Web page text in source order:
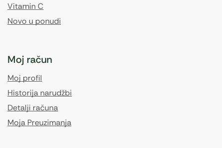
Vitamin C
Novo u ponudi
Moj račun
Moj profil
Historija narudžbi
Detalji računa
Moja Preuzimanja